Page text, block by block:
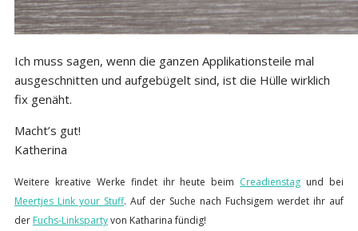
Ich muss sagen, wenn die ganzen Applikationsteile mal
ausgeschnitten und aufgebügelt sind, ist die Hülle wirklich
fix genäht.
Macht’s gut!
Katherina
Weitere kreative Werke findet ihr heute beim Creadienstag und bei
Meertjes Link your Stuff. Auf der Suche nach Fuchsigem werdet ihr auf
der Fuchs-Linkspartyvon Katharina fündig!